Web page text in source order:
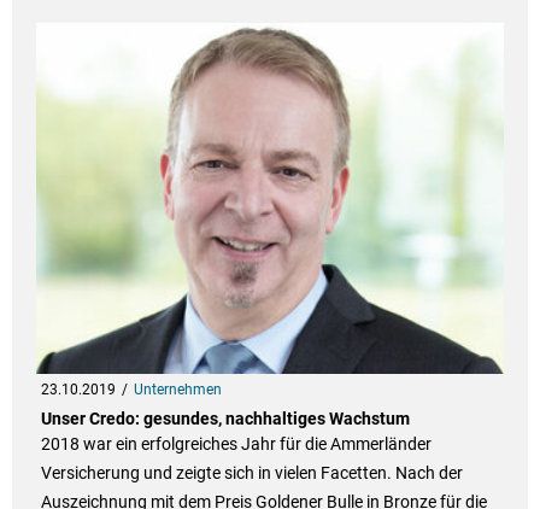
23.10.2019 Unternehmen
Unser Credo: gesundes, nachhaltiges Wachstum
2018 war ein erfolgreiches Jahr für die Ammerländer
Versicherung und zeigte sich in vielen Facetten. Nach der
Auszeichnung mit dem Preis Goldener Bulle in Bronze für die